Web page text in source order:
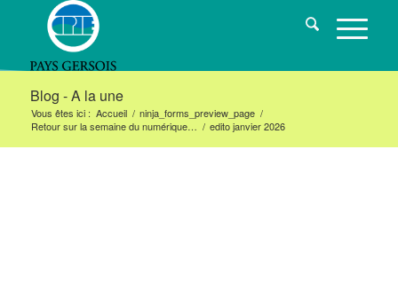
Blog - A la une
Vous êtes ici : Accueil / ninja_forms_preview_page /
Retour sur la semaine du numérique…
/ edito janvier 2026